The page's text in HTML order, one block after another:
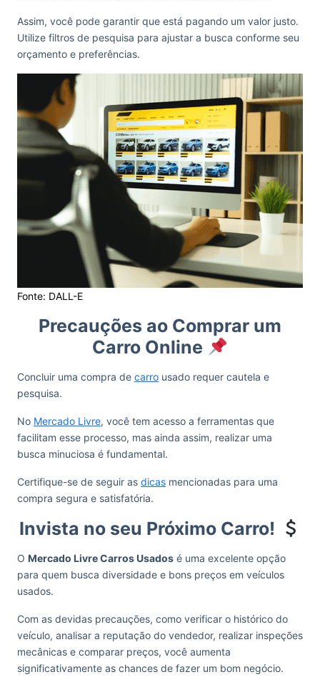
Assim, você pode garantir que está pagando um valor justo.
Utilize filtros de pesquisa para ajustar a busca conforme seu
orçamento e preferências.
Fonte: DALL-E
Precauções ao Comprar um
Carro Online
Concluir uma compra de carro usado requer cautela e
pesquisa.
No Mercado Livre, você tem acesso a ferramentas que
facilitam esse processo, mas ainda assim, realizar uma
busca minuciosa é fundamental.
Certifique-se de seguir as dicas mencionadas para uma
compra segura e satisfatória.
Invista no seu Próximo Carro!
O Mercado Livre Carros Usados é uma excelente opção
para quem busca diversidade e bons preços em veículos
usados.
Com as devidas precauções, como verificar o histórico do
veículo, analisar a reputação do vendedor, realizar inspeções
mecânicas e comparar preços, você aumenta
significativamente as chances de fazer um bom negócio.